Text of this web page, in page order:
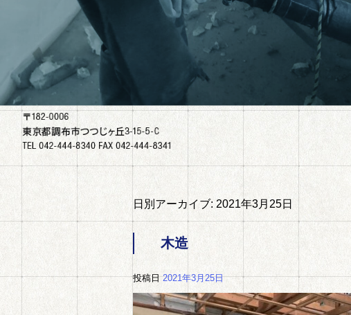
日別アーカイブ: 2021年3月25日
木造
投稿日 2021年3月25日